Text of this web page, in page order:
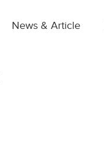
News & Article